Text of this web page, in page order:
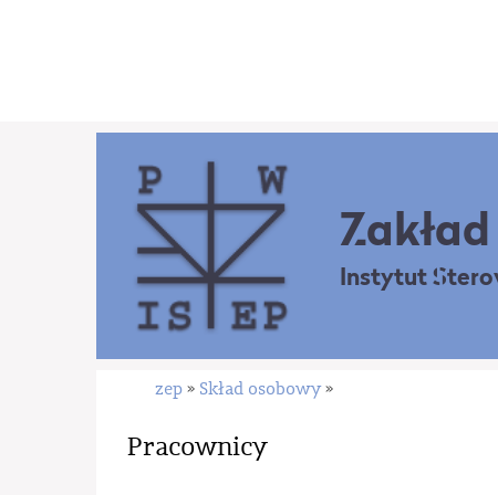
Instytut
zep » Skład osobowy »
Pracownicy